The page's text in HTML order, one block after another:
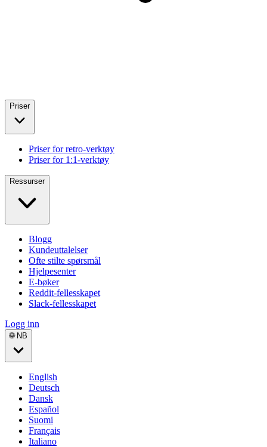
Priser
Priser for retro-verktøy
Priser for 1:1-verktøy
Ressurser
Blogg
Kundeuttalelser
Ofte stilte spørsmål
Hjelpesenter
E-bøker
Reddit-fellesskapet
Slack-fellesskapet
Logg inn
🌐 NB
English
Deutsch
Dansk
Español
Suomi
Français
Italiano